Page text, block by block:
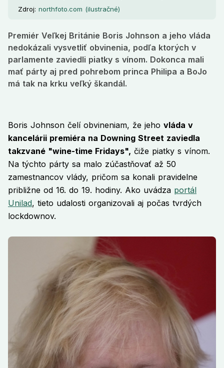
Zdroj: northfoto.com (ilustračné)
Premiér Veľkej Británie Boris Johnson a jeho vláda
nedokázali vysvetliť obvinenia, podľa ktorých v
parlamente zaviedli piatky s vínom. Dokonca mali
mať párty aj pred pohrebom princa Philipa a BoJo
má tak na krku veľký škandál.
Boris Johnson čelí obvineniam, že jeho vláda v
kancelárii premiéra na Downing Street zaviedla
takzvané "wine-time Fridays", čiže piatky s vínom.
Na týchto párty sa malo zúčastňovať až 50
zamestnancov vlády, pričom sa konali pravidelne
približne od 16. do 19. hodiny. Ako uvádza portál
Unilad, tieto udalosti organizovali aj počas tvrdých
lockdownov.